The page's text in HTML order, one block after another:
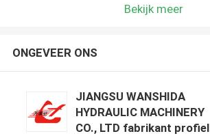
Bekijk meer
ONGEVEER ONS
JIANGSU WANSHIDA
HYDRAULIC MACHINERY
CO., LTD fabrikant profiel